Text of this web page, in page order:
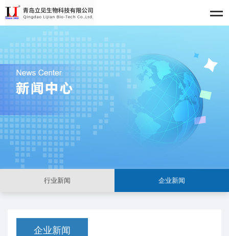
行业新闻 企业新闻
企业新闻